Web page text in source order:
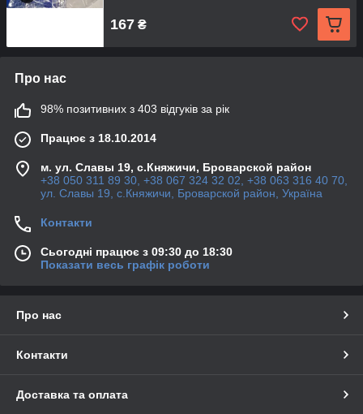
167 ₴
Про нас
98% позитивних з 403 відгуків за рік
Працює з 18.10.2014
м. ул. Славы 19, с.Княжичи, Броварской район
+38 050 311 89 30, +38 067 324 32 02, +38 063 316 40 70,
ул. Славы 19, с.Княжичи, Броварской район, Україна
Контакти
Сьогодні працює з 09:30 до 18:30
Показати весь графік роботи
Про нас
Контакти
Доставка та оплата